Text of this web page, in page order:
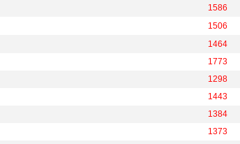
1586
1506
1464
1773
1298
1443
1384
1373